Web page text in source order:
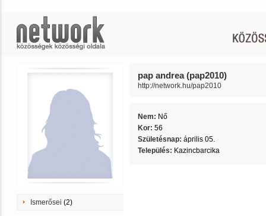
Ismerősei (2)
pap andrea (pap2010)
http://network.hu/pap2010
Nem: Nő
Kor: 56
Születésnap: április 05.
Település: Kazincbarcika